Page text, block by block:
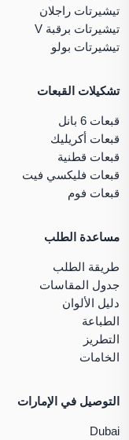
تيشيرتات راجلان
تيشيرتات برقبة V
تيشيرتات بولو
تشكيلات القبعات
قبعات 6 بانل
قبعات أكريليك
قبعات قطنية
قبعات فليكسي فيت
قبعات فوم
مساعدة الطلب
طريقة الطلب
جدول المقاسات
دليل الألوان
الطباعة
التطريز
الخامات
التوصيل في الإمارات
Dubai